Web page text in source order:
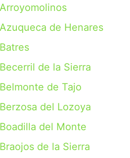
de Henares
de la Sierra
de Tajo
del Lozoya
del Monte
de la Sierra